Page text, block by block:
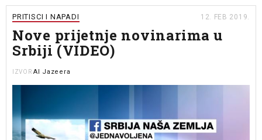
PRITISCI I NAPADI 12. FEB 2019.
Nove prijetnje novinarima u
Srbiji (VIDEO)
IZVOR Al Jazeera